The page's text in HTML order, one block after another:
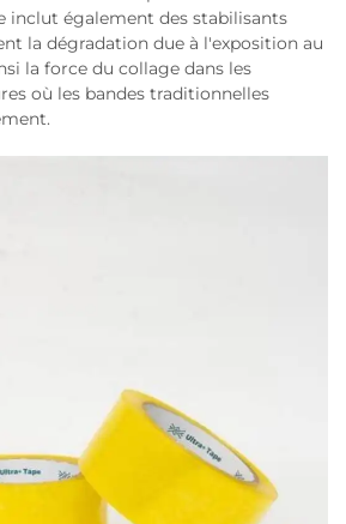
inclut également des stabilisants
la dégradation due à l'exposition au
la force du collage dans les
où les bandes traditionnelles